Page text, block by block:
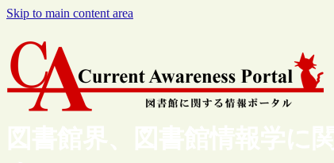
Skip to main content area
図書館界、図書館情報学に